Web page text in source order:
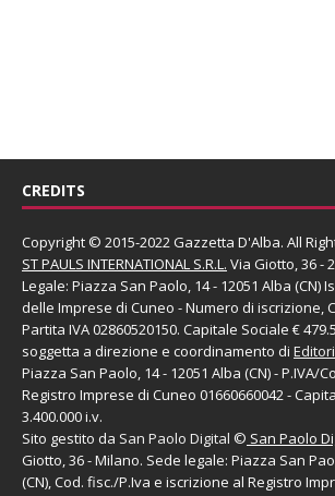
CREDITS
Copyright © 2015-2022 Gazzetta D'Alba. All
ST PAULS INTERNATIONAL S.R.L. Via Giotto, 36 -
Legale: Piazza San Paolo, 14 - 12051 Alba (CN)
delle Imprese di Cuneo - Numero di iscrizione,
Partita IVA 02860520150. Capitale Sociale €
soggetta a direzione e coordinamento di
Piazza San Paolo, 14 - 12051 Alba (CN) - P.IVA/
Registro Imprese di Cuneo 01660660042 -
3.400.000 i.v.
Sito gestito da San Paolo Digital © San Paolo
Giotto, 36 - Milano. Sede legale: Piazza San
(CN), Cod. fisc./P.Iva e iscrizione al Registro